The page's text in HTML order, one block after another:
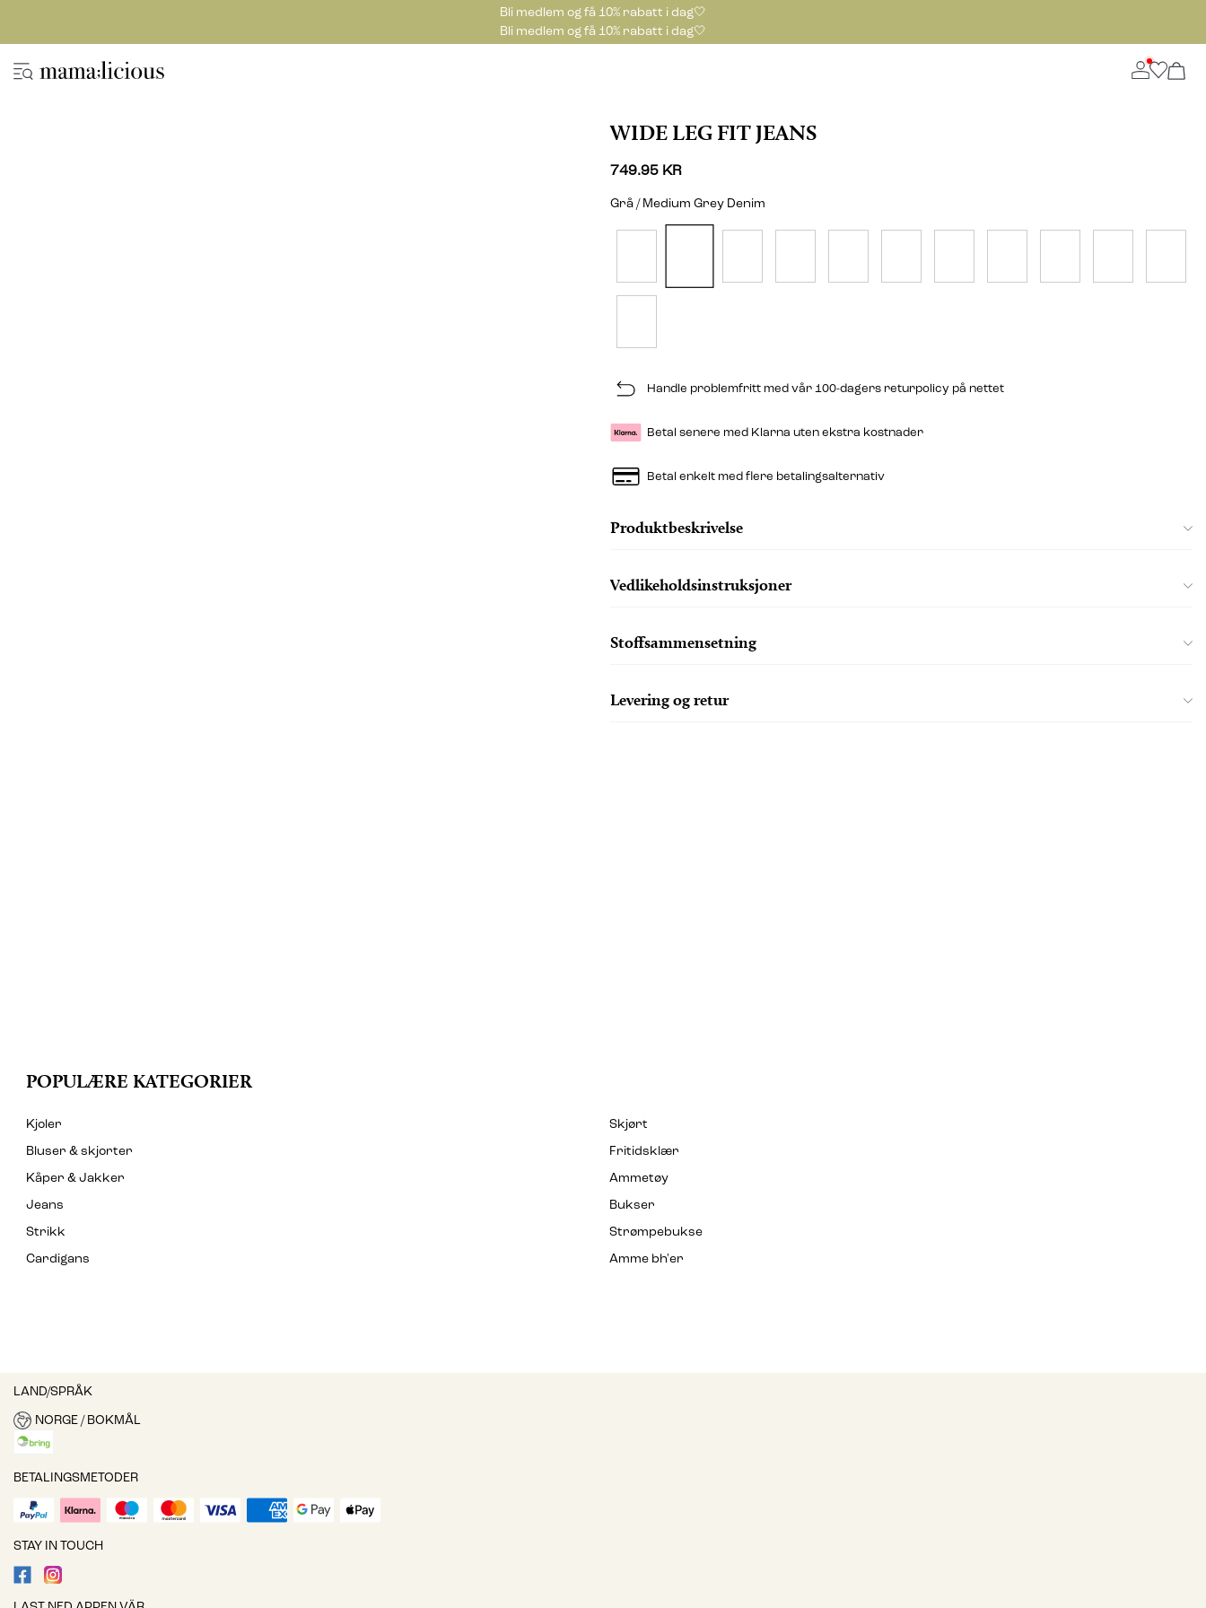
Bli medlem og få 10% rabatt i dag🤍
Bli medlem og få 10% rabatt i dag🤍
WIDE LEG FIT JEANS
749.95 KR
Grå / Medium Grey Denim
Handle problemfritt med vår 100-dagers returpolicy på nettet
Betal senere med Klarna uten ekstra kostnader
Betal enkelt med flere betalingsalternativ
Produktbeskrivelse
Vedlikeholdsinstruksjoner
Stoffsammensetning
Levering og retur
POPULÆRE KATEGORIER
Kjoler
Skjørt
Bluser & skjorter
Fritidsklær
Kåper & Jakker
Ammetøy
Jeans
Bukser
Strikk
Strømpebukse
Cardigans
Amme bh'er
LAND/SPRÅK
NORGE / BOKMÅL
BETALINGSMETODER
STAY IN TOUCH